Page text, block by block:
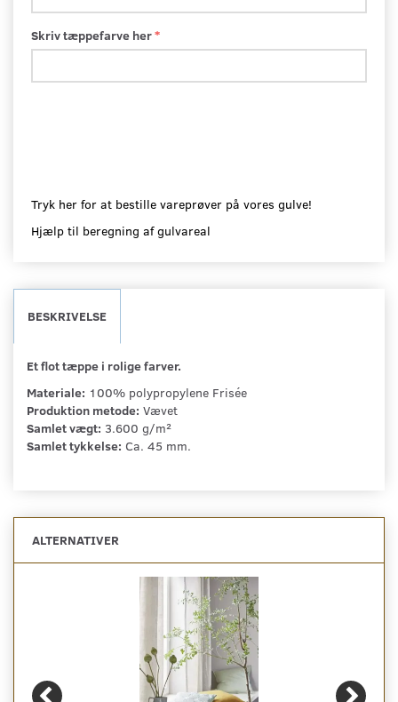
Skriv tæppefarve her
Tryk her for at bestille vareprøver på vores gulve!
Hjælp til beregning af gulvareal
BESKRIVELSE
Et flot tæppe i rolige farver.
Materiale: 100% polypropylene Frisée
Produktion metode: Vævet
Samlet vægt: 3.600 g/m²
Samlet tykkelse: Ca. 45 mm.
ALTERNATIVER